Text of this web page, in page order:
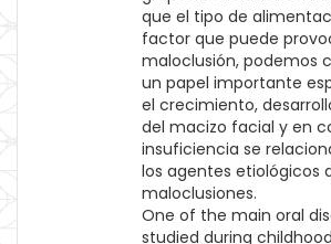
que el tipo de
factor que puede
maloclusión, podemos
un papel importante
el crecimiento,
del macizo facial y en
insuficiencia se
los agentes etiológicos
maloclusiones.
One of the main oral
studied during